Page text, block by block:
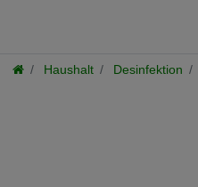
Haushalt Desinfektion